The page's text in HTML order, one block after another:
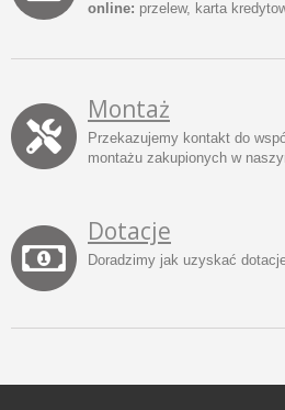
online: przelew, karta
Montaż
Przekazujemy kontakt do
montażu zakupionych w
Dotacje
Doradzimy jak uzyskać